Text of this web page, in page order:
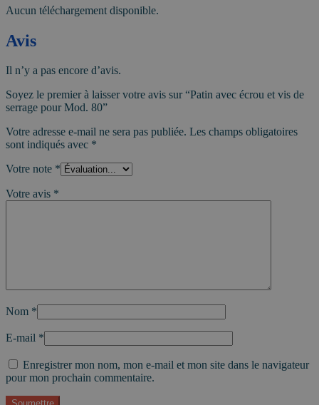
Aucun téléchargement disponible.
Avis
Il n’y a pas encore d’avis.
Soyez le premier à laisser votre avis sur “Patin avec écrou et vis de
serrage pour Mod. 80”
Votre adresse e-mail ne sera pas publiée. Les champs obligatoires
sont indiqués avec *
Votre note *
Votre avis *
Nom *
E-mail *
Enregistrer mon nom, mon e-mail et mon site dans le navigateur
pour mon prochain commentaire.